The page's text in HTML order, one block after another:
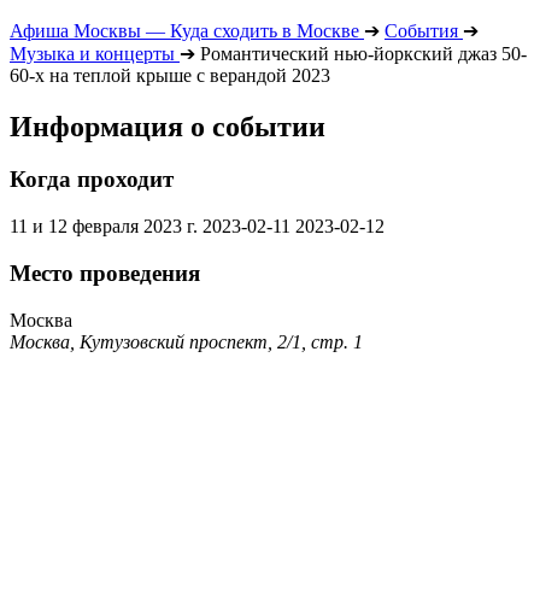
Афиша Москвы — Куда сходить в Москве ➔ События ➔
Музыка и концерты ➔ Романтический нью-йоркский джаз 50-
60-х на теплой крыше с верандой 2023
Информация о событии
Когда проходит
11 и 12 февраля 2023 г. 2023-02-11 2023-02-12
Место проведения
Москва
Москва, Кутузовский проспект, 2/1, стр. 1